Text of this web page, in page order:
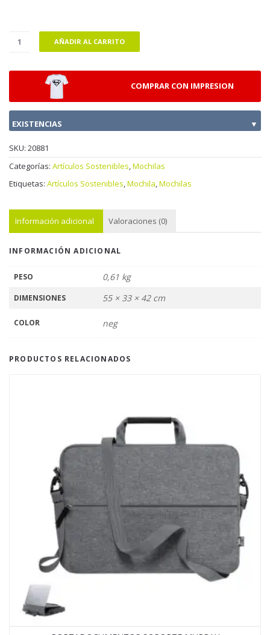
AÑADIR AL CARRITO
COMPRAR CON IMPRESION
EXISTENCIAS ▼
SKU: 20881
Categorías: Artículos Sostenibles,Mochilas
Etiquetas: Artículos Sostenibles,Mochila,Mochilas
Información adicional Valoraciones (0)
INFORMACIÓN ADICIONAL
PESO 0,61 kg
DIMENSIONES 55 × 33 × 42 cm
COLOR neg
PRODUCTOS RELACIONADOS